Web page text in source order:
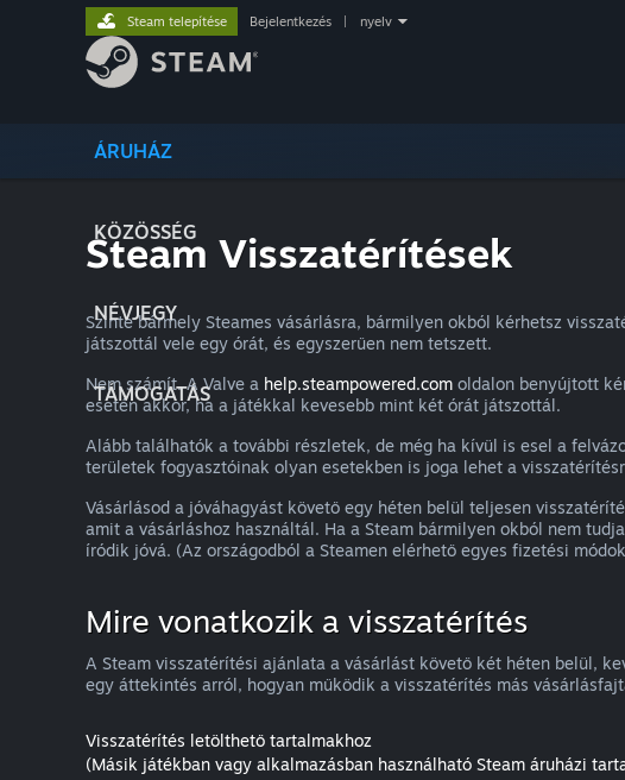
ÁRUHÁZ
KÖZÖSSÉG
NÉVJEGY
TÁMOGATÁS
Steam telepítése Bejelentkezés nyelv
Steam Visszatérítések
Szinte bármely Steames vásárlásra, bármilyen okból kérhetsz
játszottál vele egy órát, és egyszerűen nem tetszett.
Nem számít. A Valve a help.steampowered.com oldalon benyújtott
esetén akkor, ha a játékkal kevesebb mint két órát játszottál.
Alább találhatók a további részletek, de még ha kívül is esel a
területek fogyasztóinak olyan esetekben is joga lehet a
Vásárlásod a jóváhagyást követő egy héten belül teljesen
amit a vásárláshoz használtál. Ha a Steam bármilyen okból nem
íródik jóvá. (Az országodból a Steamen elérhető egyes fizetési
Mire vonatkozik a visszatérítés
A Steam visszatérítési ajánlata a vásárlást követő két héten belül,
egy áttekintés arról, hogyan működik a visszatérítés más
Visszatérítés letölthető tartalmakhoz
(Másik játékban vagy alkalmazásban használható Steam áruházi